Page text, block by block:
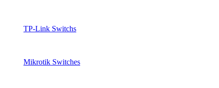
TP-Link Switchs
Mikrotik Switches